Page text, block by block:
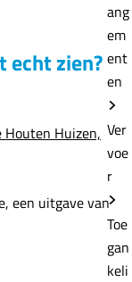
ang
em
ent
en
Ver
voe
r
Toe
gan
keli
echt zien?
Huizen,
een uitgave van